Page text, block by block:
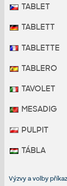
TABLET
TABLETT
TABLETTE
TABLERO
TAVOLET
MESADIG
PULPIT
TÁBLA
Výzvy a volby